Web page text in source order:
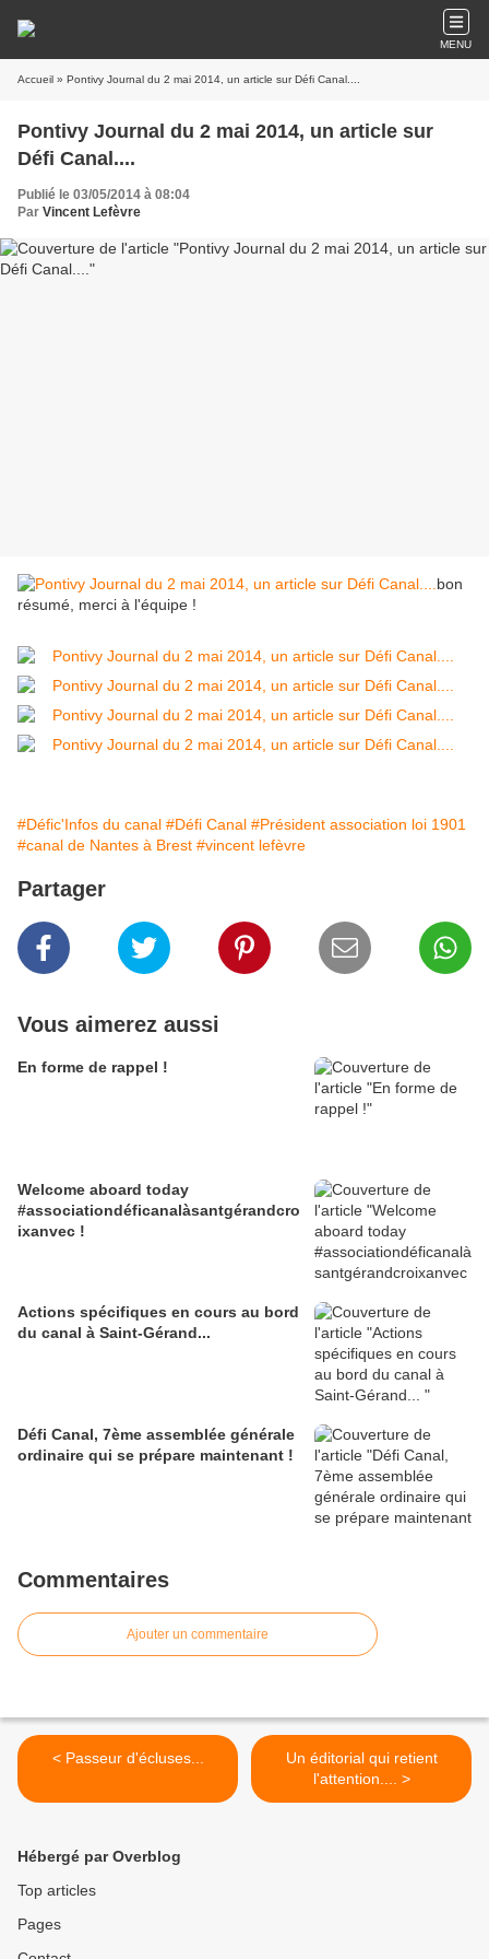
MENU
Accueil » Pontivy Journal du 2 mai 2014, un article sur Défi Canal....
Pontivy Journal du 2 mai 2014, un article sur
Défi Canal....
Publié le 03/05/2014 à 08:04
Par Vincent Lefèvre
bon
résumé, merci à l'équipe !
#Défic'Infos du canal #Défi Canal #Président association loi 1901
#canal de Nantes à Brest #vincent lefèvre
Partager
Vous aimerez aussi
En forme de rappel !
Welcome aboard today
#associationdéficanalàsantgérandcro
ixanvec !
Actions spécifiques en cours au bord
du canal à Saint-Gérand...
Défi Canal, 7ème assemblée générale
ordinaire qui se prépare maintenant !
Commentaires
Ajouter un commentaire
< Passeur d'écluses...
Un éditorial qui retient
l'attention.... >
Hébergé par Overblog
Top articles
Pages